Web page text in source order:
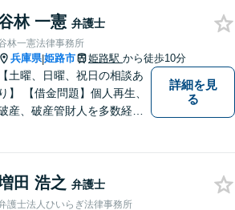
と考えています。 お気軽に
ご相談ください。
林 一憲 弁護士
林一憲法律事務所
兵庫県|姫路市 姫路駅 から徒歩10分
【土曜、日曜、祝日の相談あ
り】 【借金問題】個人再生、
産、破産管財人を多数経
【交通事故】後遺障害の
認定を獲得した事案を多数経
詳細を見
る
田 浩之 弁護士
護士法人ひいらぎ法律事務所